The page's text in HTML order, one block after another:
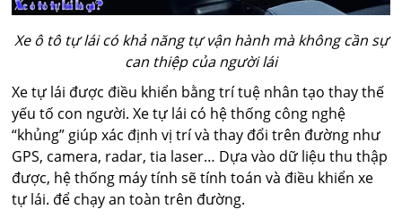
Xe ô tô tự lái có khả năng tự vận hành mà không cần sự
can thiệp của người lái
Xe tự lái được điều khiển bằng trí tuệ nhân tạo thay thế
yếu tố con người. Xe tự lái có hệ thống công nghệ
“khủng” giúp xác định vị trí và thay đổi trên đường như
GPS, camera, radar, tia laser… Dựa vào dữ liệu thu thập
được, hệ thống máy tính sẽ tính toán và điều khiển xe
tự lái. để chạy an toàn trên đường.